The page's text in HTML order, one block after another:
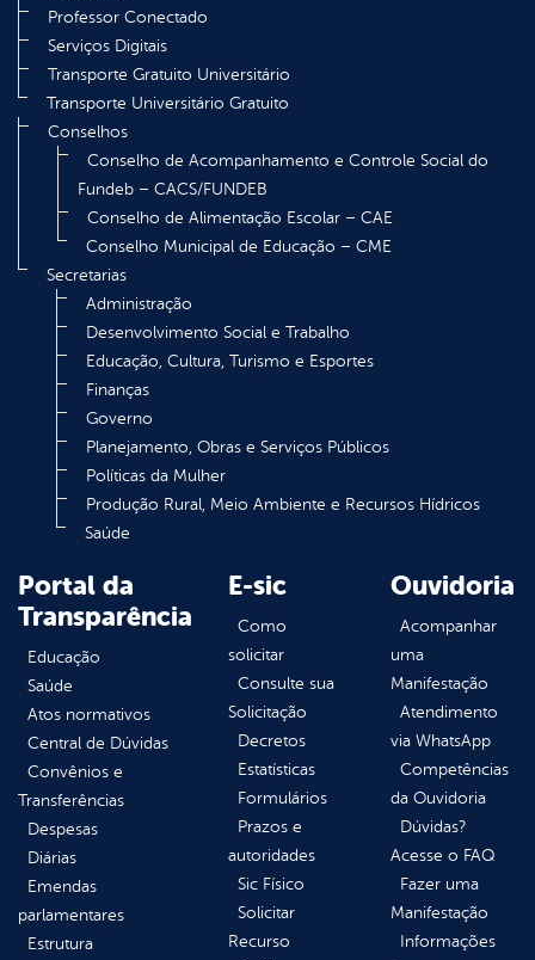
Professor Conectado
Serviços Digitais
Transporte Gratuito Universitário
Transporte Universitário Gratuito
Conselhos
Conselho de Acompanhamento e Controle Social do
Fundeb – CACS/FUNDEB
Conselho de Alimentação Escolar – CAE
Conselho Municipal de Educação – CME
Secretarias
Administração
Desenvolvimento Social e Trabalho
Educação, Cultura, Turismo e Esportes
Finanças
Governo
Planejamento, Obras e Serviços Públicos
Políticas da Mulher
Produção Rural, Meio Ambiente e Recursos Hídricos
Saúde
Portal da
Transparência
Educação
Saúde
Atos normativos
Central de Dúvidas
Convênios e
Transferências
Despesas
Diárias
Emendas
parlamentares
Estrutura
E-sic
Como
solicitar
Consulte sua
Solicitação
Decretos
Estatísticas
Formulários
Prazos e
autoridades
Sic Físico
Solicitar
Recurso
Ouvidoria
Acompanhar
uma
Manifestação
Atendimento
via WhatsApp
Competências
da Ouvidoria
Dúvidas?
Acesse o FAQ
Fazer uma
Manifestação
Informações